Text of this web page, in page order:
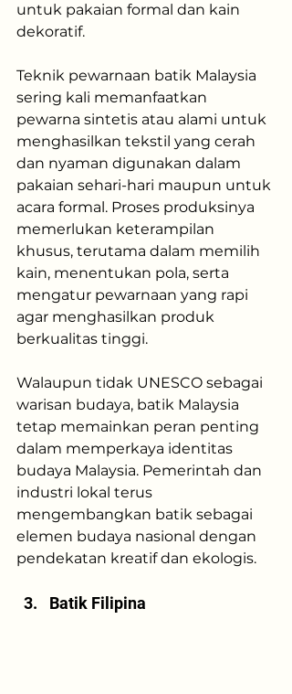
untuk pakaian formal dan kain
dekoratif.
Teknik pewarnaan batik Malaysia
sering kali memanfaatkan
pewarna sintetis atau alami untuk
menghasilkan tekstil yang cerah
dan nyaman digunakan dalam
pakaian sehari-hari maupun untuk
acara formal. Proses produksinya
memerlukan keterampilan
khusus, terutama dalam memilih
kain, menentukan pola, serta
mengatur pewarnaan yang rapi
agar menghasilkan produk
berkualitas tinggi.
Walaupun tidak UNESCO sebagai
warisan budaya, batik Malaysia
tetap memainkan peran penting
dalam memperkaya identitas
budaya Malaysia. Pemerintah dan
industri lokal terus
mengembangkan batik sebagai
elemen budaya nasional dengan
pendekatan kreatif dan ekologis.
Batik Filipina